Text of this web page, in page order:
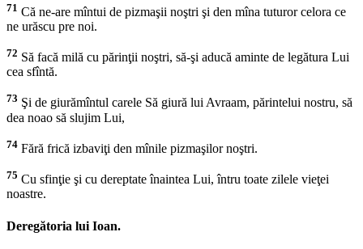
71 Că ne-are mîntui de pizmaşii noştri şi den mîna tuturor celora ce
ne urăscu pre noi.
72 Să facă milă cu părinţii noştri, să-şi aducă aminte de legătura Lui
cea sfîntă.
73 Şi de giurămîntul carele Să giură lui Avraam, părintelui nostru, să
dea noao să slujim Lui,
74 Fără frică izbaviţi den mînile pizmaşilor noştri.
75 Cu sfinţie şi cu dereptate înaintea Lui, întru toate zilele vieţei
noastre.
Deregătoria lui Ioan.